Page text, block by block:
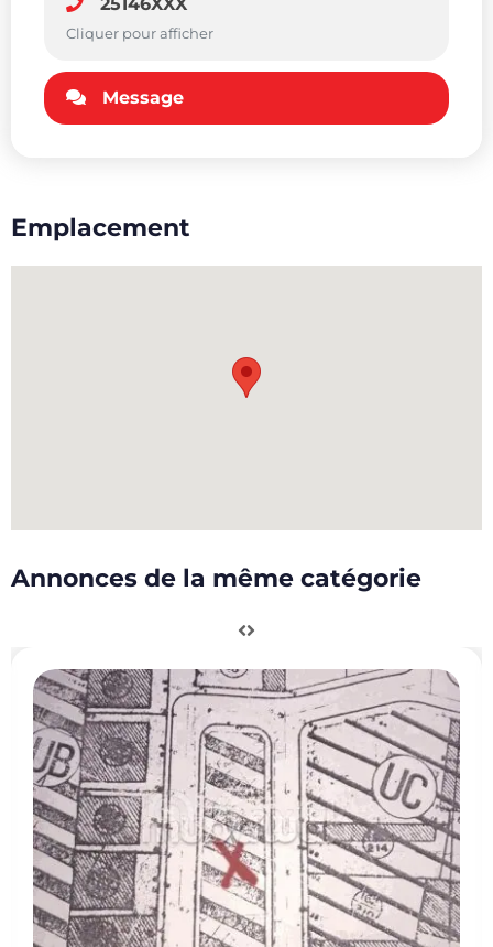
Cliquer pour afficher
Message
Emplacement
Annonces de la même catégorie